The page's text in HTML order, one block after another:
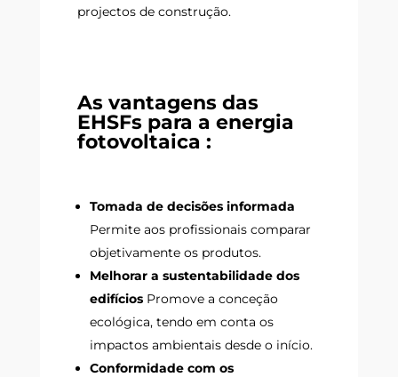
projectos de construção.
As vantagens das
EHSFs para a energia
fotovoltaica :
Tomada de decisões informada
Permite aos profissionais comparar
objetivamente os produtos.
Melhorar a sustentabilidade dos
edifíciosPromove a conceção
ecológica, tendo em conta os
impactos ambientais desde o início.
Conformidade com os